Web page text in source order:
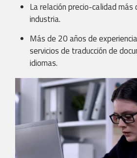
Diseño Gráfico
La relación precio-calidad
industria.
Más de 20 años de
servicios de traducción de
idiomas.